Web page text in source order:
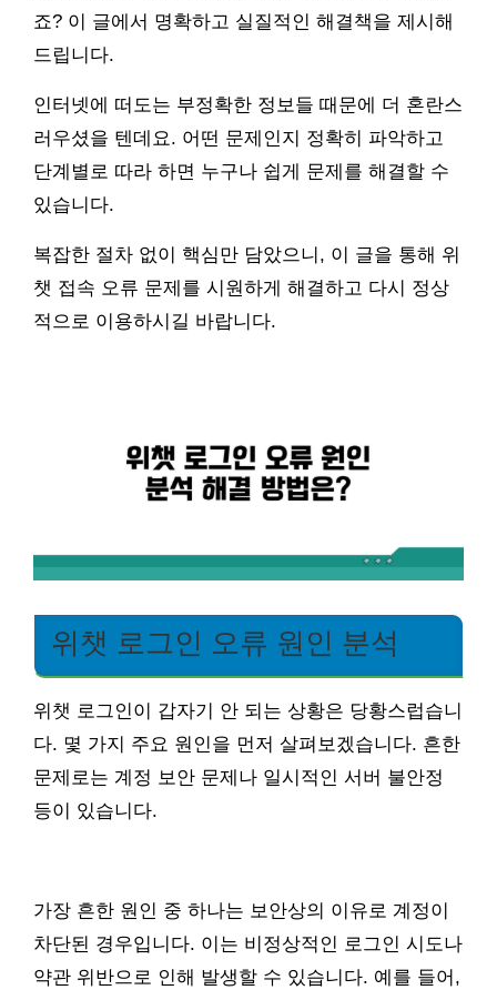
죠? 이 글에서 명확하고 실질적인 해결책을 제시해
드립니다.
인터넷에 떠도는 부정확한 정보들 때문에 더 혼란스
러우셨을 텐데요. 어떤 문제인지 정확히 파악하고
단계별로 따라 하면 누구나 쉽게 문제를 해결할 수
있습니다.
복잡한 절차 없이 핵심만 담았으니, 이 글을 통해 위
챗 접속 오류 문제를 시원하게 해결하고 다시 정상
적으로 이용하시길 바랍니다.
위챗 로그인 오류 원인 분석
위챗 로그인이 갑자기 안 되는 상황은 당황스럽습니
다. 몇 가지 주요 원인을 먼저 살펴보겠습니다. 흔한
문제로는 계정 보안 문제나 일시적인 서버 불안정
등이 있습니다.
가장 흔한 원인 중 하나는 보안상의 이유로 계정이
차단된 경우입니다. 이는 비정상적인 로그인 시도나
약관 위반으로 인해 발생할 수 있습니다. 예를 들어,